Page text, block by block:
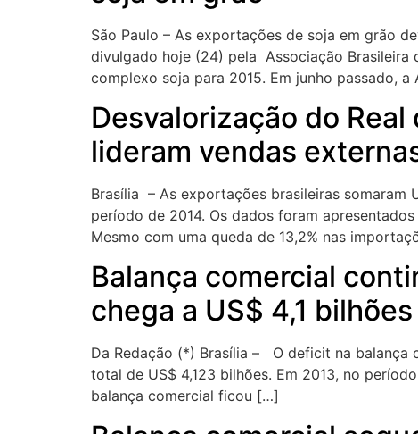
São Paulo – As exportações de soja em grão
divulgado hoje (24) pela Associação Brasileira
complexo soja para 2015. Em junho passado,
Desvalorização do
lideram vendas
Brasília – As exportações brasileiras somaram
período de 2014. Os dados foram
Mesmo com uma queda de 13,2% nas
Balança comercial
chega a US$ 4,1 bilhões
Da Redação (*) Brasília – O deficit na balança
total de US$ 4,123 bilhões. Em 2013, no
balança comercial ficou […]